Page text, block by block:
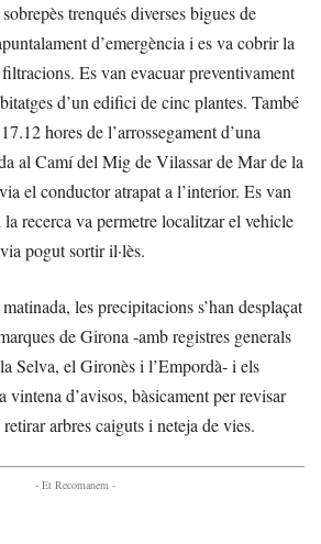
trenqués diverses bigues de
d’emergència i es va cobrir la
Es van evacuar preventivament
d’un edifici de cinc plantes. També
hores de l’arrossegament d’una
al Camí del Mig de Vilassar de Mar de la
el conductor atrapat a l’interior. Es van
recerca va permetre localitzar el vehicle
pogut sortir il·lès.
les precipitacions s’han desplaçat
de Girona -amb registres generals
Selva, el Gironès i l’Empordà- i els
vintena d’avisos, bàsicament per revisar
arbres caiguts i neteja de vies.
- Et Recomanem -